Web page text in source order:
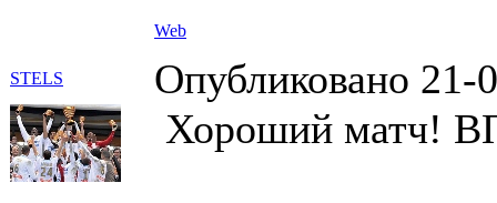
Web
STELS Опубликовано 21-
Хороший